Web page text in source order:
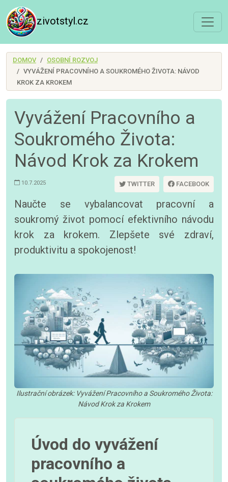
zivotstyl.cz
DOMOV
OSOBNÍ ROZVOJ
VYVÁŽENÍ PRACOVNÍHO A SOUKROMÉHO ŽIVOTA: NÁVOD
KROK ZA KROKEM
Vyvážení Pracovního a
Soukromého Života:
Návod Krok za Krokem
10.7.2025 TWITTER FACEBOOK
Naučte se vybalancovat pracovní a
soukromý život pomocí efektivního návodu
krok za krokem. Zlepšete své zdraví,
produktivitu a spokojenost!
Ilustrační obrázek: Vyvážení Pracovního a Soukromého Života:
Návod Krok za Krokem
Úvod do vyvážení
pracovního a